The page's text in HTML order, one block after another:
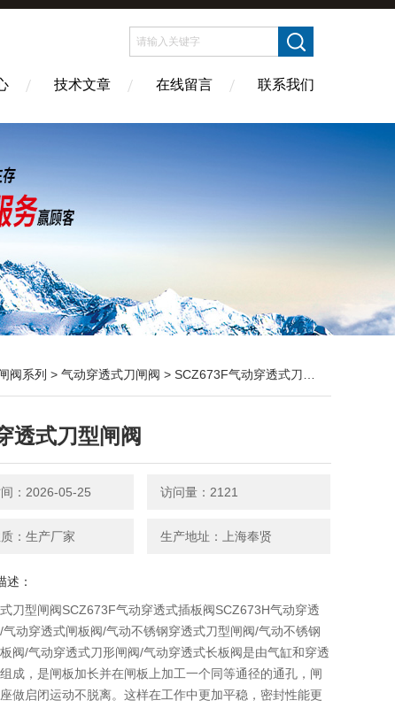
技术文章 在线留言 联系我们
阀系列 > 气动穿透式刀闸阀 > SCZ673F气动穿透式刀型闸阀
透式刀型闸阀
：2026-05-25 访问量：2121
：生产厂家 生产地址：上海奉贤
述：
刀型闸阀SCZ673F气动穿透式插板阀SCZ673H气动穿透
气动穿透式闸板阀/气动不锈钢穿透式刀型闸阀/气动不锈钢
阀/气动穿透式刀形闸阀/气动穿透式长板阀是由气缸和穿透
成，是闸板加长并在闸板上加工一个同等通径的通孔，闸
做启闭运动不脱离。这样在工作中更加平稳，密封性能更